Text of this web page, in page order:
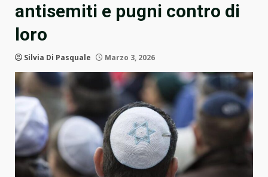
antisemiti e pugni contro di
loro
Silvia Di Pasquale Marzo 3, 2026